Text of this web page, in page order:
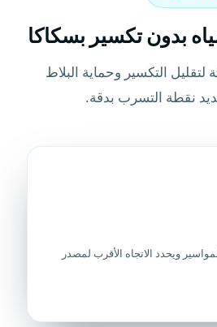
بدون تكسير بسكاكا
لتقليل التكسير وحماية البلاط
نقطة التسرب بدقة.
ويحدد الاتجاه الأقرب لمصدر